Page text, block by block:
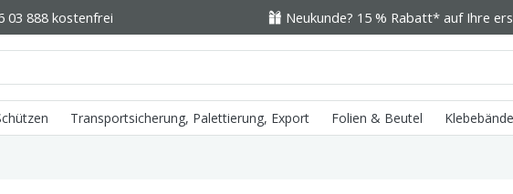
03 888 kostenfrei Neukunde? 15 % Rabatt* auf Ihre
Transportsicherung, Palettierung, Export Folien & Beutel